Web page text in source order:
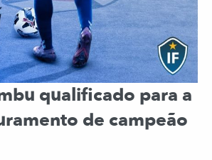
qualificado para a
de campeão